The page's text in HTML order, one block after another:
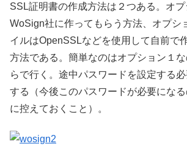
SSL証明書の作成方法は２つある。オ
WoSign社に作ってもらう方法、オプシ
イルはOpenSSLなどを使用して自前で
方法である。簡単なのはオプション１
らで行く。途中パスワードを設定する
する（今後このパスワードが必要にな
に控えておくこと）。